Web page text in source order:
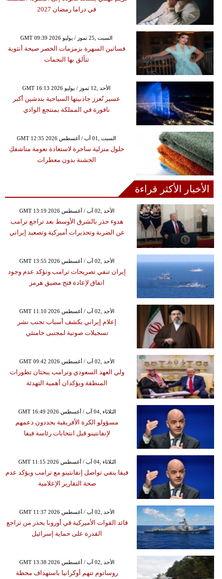
في دراما رمضان 2027
GMT 09:39 2026 السبت ,25 تموز / يوليو
فساتين السهرة بزمزمات الخصر صيحة أنثوية
تتألق بها النجمات
GMT 16:13 2026 الأحد ,12 تموز / يوليو
عسير تُعزز جاذبيتها السياحية بتدشين أكبر
نافورة في المملكة بمنتجع الوادي
GMT 12:35 2026 السبت ,01 آب / أغسطس
حلول منزلية ساحرة لاستعادة نعومة مناشفكِ
الخشنة بدون معطرات
الأخبار الأكثر قراءة
GMT 13:19 2026 الأحد ,02 آب / أغسطس
هدوء حذر بالشرق الأوسط بعد تراجع ترامب
عن الضربة وتحذيرات أميركية وتصعيد إيراني
GMT 13:55 2026 الأحد ,02 آب / أغسطس
إيران تنفي تصريحات ترامب وتؤكد عدم وجود
اتفاق لإعادة فتح مضيق هرمز
GMT 11:10 2026 الأحد ,02 آب / أغسطس
إعلام إيراني يكشف أسباب تجنب نشر
تسجيلات صوتية لمجتبى خامنئي
GMT 09:42 2026 الأحد ,02 آب / أغسطس
ولي العهد السعودي وترامب يبحثان تطورات
المنطقة ويؤكدان أهمية التهدئة
GMT 16:49 2026 الثلاثاء ,04 آب / أغسطس
مسؤولو الكرة الأفريقية يجددون دعمهم
لإنفانتينو قبل انتخابات رئاسة فيفا
GMT 11:15 2026 الثلاثاء ,04 آب / أغسطس
فيفا ينفي تواصل إنفانتينو مع ترامب ويؤكد عدم
صحة التقارير الإعلامية
GMT 11:37 2026 الأحد ,02 آب / أغسطس
قائد القوات الأميركية في أوروبا يحذر من تراجع
القدرة على حماية إسرائيل
GMT 13:38 2026 الأحد ,02 آب / أغسطس
روساتوم تتهم أوكرانيا باستهداف محطة